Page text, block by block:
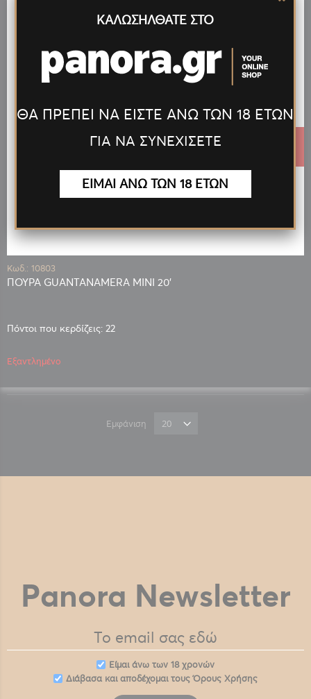
Κωδ.: 10803
ΠΟΥΡΑ GUANTANAMERA MINI 20'
Πόντοι που κερδίζεις: 22
Εξαντλημένο
Εμφάνιση
Panora Newsletter
Eίμαι άνω των 18 χρονών
Διάβασα και αποδέχομαι τουςΌρους Χρήσης
ΚΑΛΩΣΗΛΘΑΤΕ ΣΤΟ
ΘΑ ΠΡΕΠΕΙ ΝΑ ΕΙΣΤΕ ΑΝΩ ΤΩΝ 18 ΕΤΩΝ
ΓΙΑ ΝΑ ΣΥΝΕΧΙΣΕΤΕ
ΕΙΜΑΙ ΑΝΩ ΤΩΝ 18 ΕΤΩΝ